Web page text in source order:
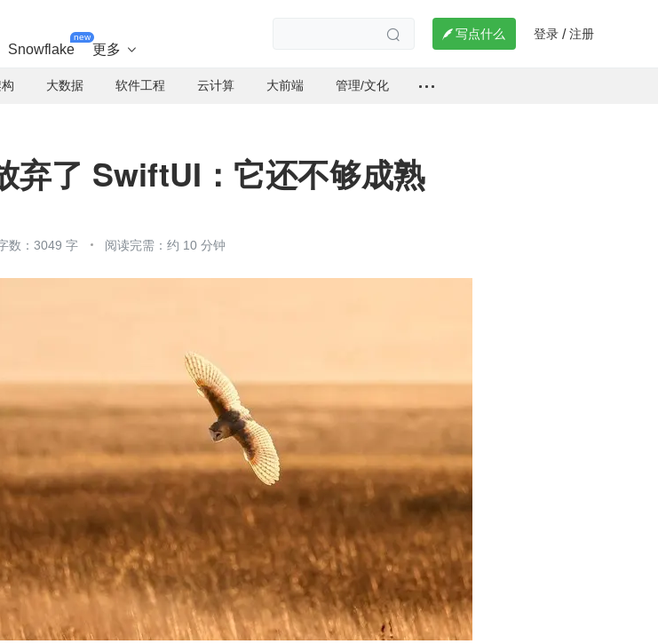
Snowflake
new
更多 
  写点什么 登录 / 注册
大数据 软件工程 云计算 大前端 管理/文化
弃了 SwiftUI：它还不够成熟
数：3049 字 阅读完需：约 10 分钟